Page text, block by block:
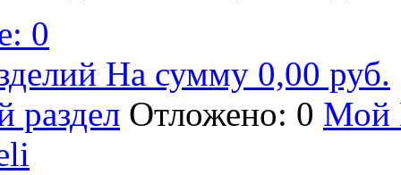
0
На сумму 0,00 руб.
раздел Отложено: 0 Мой